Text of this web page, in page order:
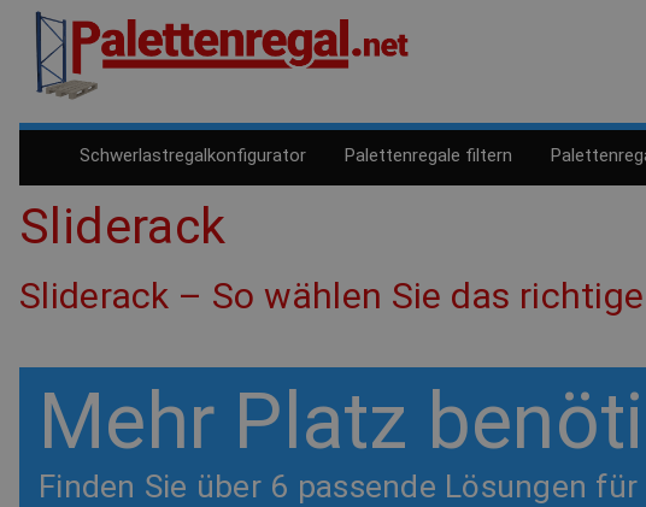
Schwerlastregalkonfigurator Palettenregale filtern
Sliderack
Sliderack – So wählen Sie das
Mehr Platz
Finden Sie über 6 passende Lösungen